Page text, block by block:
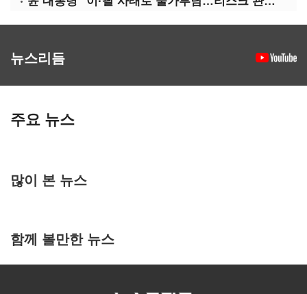
뉴스리듬
주요 뉴스
많이 본 뉴스
함께 볼만한 뉴스